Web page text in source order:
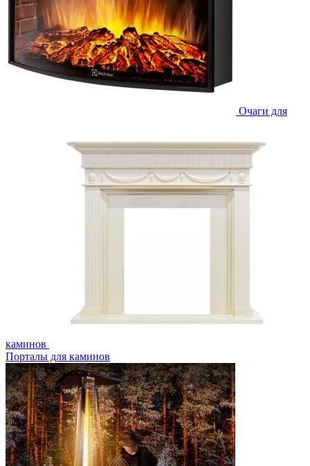
Очаги для
каминов
Порталы для каминов